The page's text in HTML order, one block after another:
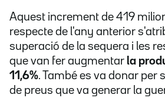
Aquest increment de 419
respecte de l'any anterior
superació de la sequera i les
que van fer augmentar la
11,6%. També es va donar per
de preus que va generar la